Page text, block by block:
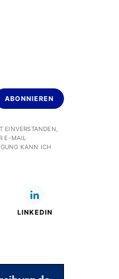
ABONNIEREN
EINVERSTANDEN,
E-MAIL
KANN ICH
LINKEDIN